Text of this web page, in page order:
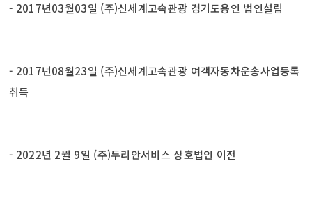
- 2017년03월03일 (주)신세계고속관광 경기도용인 법인설립
- 2017년08월23일 (주)신세계고속관광 여객자동차운송사업등록
취득
- 2022년 2월 9일 (주)두리안서비스 상호법인 이전